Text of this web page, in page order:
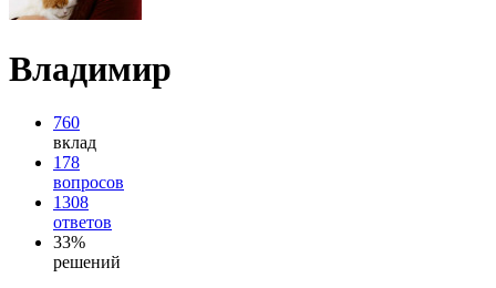
Владимир
760
вклад
178
вопросов
1308
ответов
33%
решений